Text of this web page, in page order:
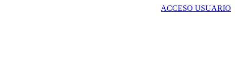
ACCESO USUARIO